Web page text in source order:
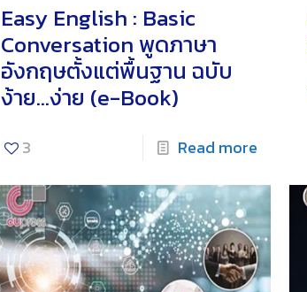
Easy English : Basic
Conversation พูดภาษา
อังกฤษตั้งแต่พื้นฐาน ฉบับ
ง้าย…ง่าย (e-Book)
3 Read more